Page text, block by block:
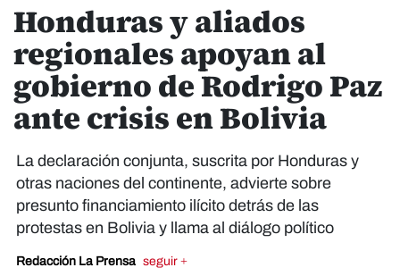
Honduras y aliados
regionales apoyan al
gobierno de Rodrigo Paz
ante crisis en Bolivia
La declaración conjunta, suscrita por Honduras y
otras naciones del continente, advierte sobre
presunto financiamiento ilícito detrás de las
protestas en Bolivia y llama al diálogo político
Redacción La Prensa seguir +